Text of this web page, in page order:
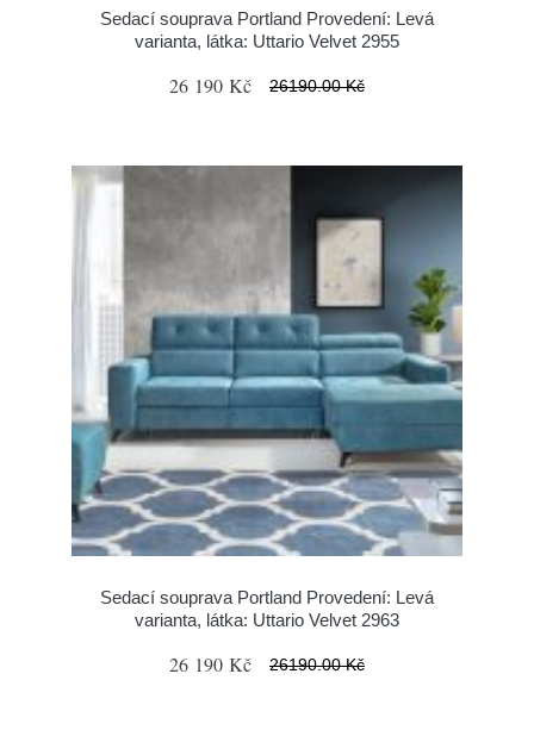
Sedací souprava Portland Provedení: Levá
varianta, látka: Uttario Velvet 2955
26 190 Kč 26190.00 Kč
Sedací souprava Portland Provedení: Levá
varianta, látka: Uttario Velvet 2963
26 190 Kč 26190.00 Kč